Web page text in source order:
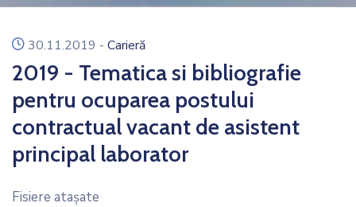
icon
30.11.2019 - Carieră
2019 - Tematica si bibliografie
pentru ocuparea postului
contractual vacant de asistent
principal laborator
Fisiere ataşate